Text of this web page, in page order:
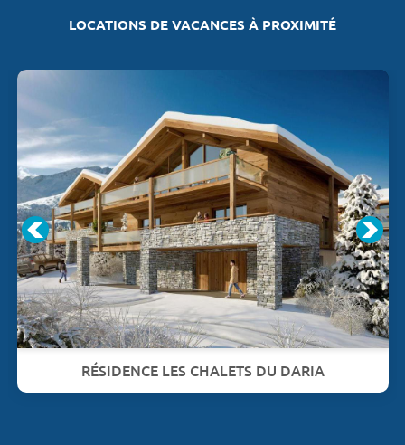
LOCATIONS DE VACANCES À PROXIMITÉ
RÉSIDENCE LES CHALETS DU DARIA